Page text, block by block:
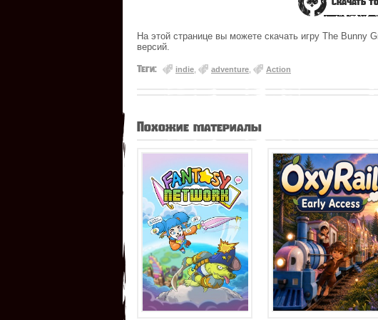
На этой странице вы можете скачать игру The Bunny
версий.
Теги: indie adventure Action
Похожие материалы